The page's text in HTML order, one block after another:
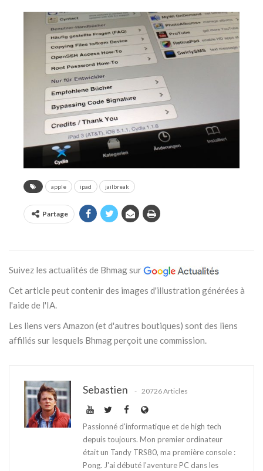
apple ipad jailbreak
Partage
Suivez les actualités de Bhmag sur
Cet article peut contenir des images d'illustration générées à
l'aide de l'IA.
Les liens vers Amazon (et d'autres boutiques) sont des liens
affiliés sur lesquels Bhmag perçoit une commission.
Sebastien 20726 Articles
Passionné d'informatique et de high tech
depuis toujours. Mon premier ordinateur
était un Tandy TRS80, ma première console :
Pong. J'ai débuté l'aventure PC dans les